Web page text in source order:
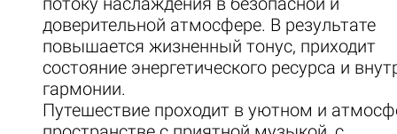
уютное пространство, в котором Вы
себя новый мир тантрического массажа.
доверительной атмосфере. В результате
повышается жизненный тонус, приходит
состояние энергетического ресурса и
гармонии.
Путешествие проходит в уютном и